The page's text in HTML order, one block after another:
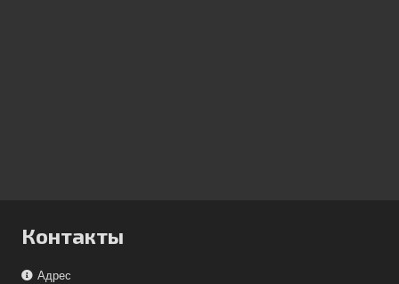
Контакты
Адрес